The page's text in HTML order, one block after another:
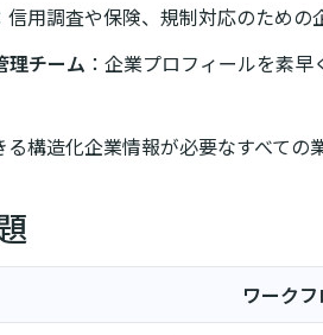
信用調査や保険、規制対応のための
理チーム ：企業プロフィールを素
構造化企業情報が必要なすべての
ワーク